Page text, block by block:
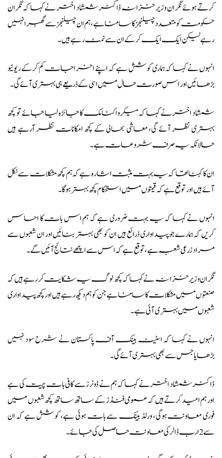
کرتے ہوئے نگرانوزیر خزانہ ڈاکٹر شمشاد اختر نے کہا کہ نگران
حکومت کو متعدد چیلنجز کا سامنا ہے، ہم ان چیلنجز سے گھبرا نہیں
رہے لیکن ایک ایک کرکے ان سے نمٹ رہے ہیں۔
انہوں نے کہا کہ ہماری کوشش ہے کہ اپنے اخراجات کم کرکے ریونیو
بڑھائیں اور اس صورت حال میں اسی کے ذریعے ہی بہتری آئے گی۔
شمشاد اختر نے کہا کہ میکرو اکنامک کا جائزہ لیا جائے تو کچھ
بہتری نظر آئے گی، معاشی بحالی کے کچھ امکانات نظر آرہے ہیں
حالانکہ یہ صرف شروعات ہے۔
ان کا کہنا تھا کہ یہ بہت مثبت اشارہ ہے کہ ہم کچھ مشکلات سے نکل
آئے ہیں اور توقع ہے کہ قیمتوں میں استحکام کچھ بہتر ہوگا۔
انہوں نے کہا کہ یہ بہت ضروری ہے کہ ہم اس بات کا احساس
کریں کہ ہمارے جو پیداواری ذرائع ہیں ان کو بھی بہتر بنائیں اور ان شعبوں سے
مراد زرعی شعبہ ہے، توقع ہے کہ اس سے اچھے نتائج آئیں گے۔
نگران وزیر خزانہ نے کہا کہ کچھ لوگ یہ شکایت کر رہے ہیں کہ
صنعتوں میں مشکلات کا سامنا ہے جن کو ہم دیکھ رہے ہیں اور کچھ پیداواری
شعبوں میں بہتری آئی ہے۔
انہوں نے کہا کہ اسٹیٹ بینک آف پاکستان نے شرح سود نہیں
بڑھایا جس سے بھی بہتری آئے گی۔
ڈاکٹر شمشاد اختر نے کہا کہ ہم نے ڈونرز سے کافی بات چیت کی ہے
اور ہم امید کرتے ہیں کہ عمومی فنڈز کے ساتھ ساتھ کچھ شعبوں میں
فوری معاونت ہوگی، ورلڈ بینک سے بات ہوئی ہے، کوشش ہے کہ ان
سے 2 ارب ڈالر کی معاونت حاصل کی جائے۔